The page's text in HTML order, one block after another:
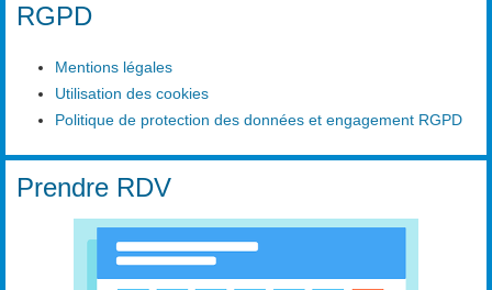
RGPD
Mentions légales
Utilisation des cookies
Politique de protection des données et engagement RGPD
Prendre RDV